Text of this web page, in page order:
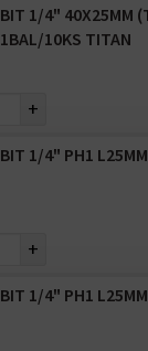
BIT 1/4" 40X25MM
1BAL/10KS TITAN
+
BIT 1/4" PH1
+
BIT 1/4" PH1